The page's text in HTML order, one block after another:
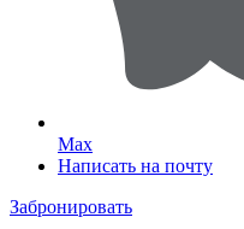
Max
Написать на почту
Забронировать